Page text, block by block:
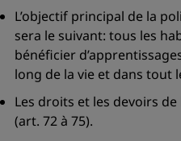
L’objectif principal de la
sera le suivant: tous les
bénéficier
long de la vie et dans tout
Les droits et les devoirs
(art. 72 à 75).